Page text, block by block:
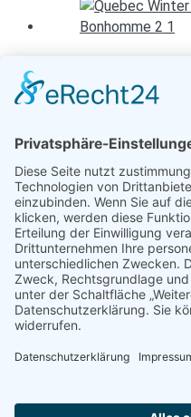
19. Januar 2015
Urlaub
Früheste Anreise: